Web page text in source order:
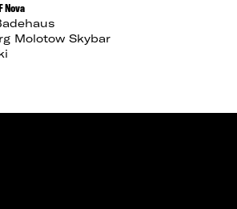
Nova
Molotow Skybar